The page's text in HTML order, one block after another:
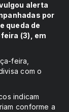
alerta
por
queda de
(3), em
feira,
com o
indicam
conforme a